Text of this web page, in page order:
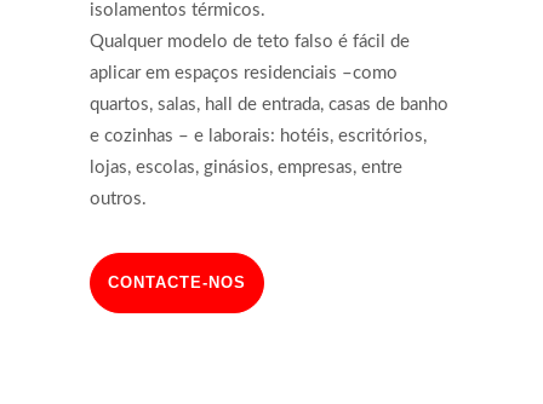
isolamentos térmicos.
Qualquer modelo de teto falso é fácil de
aplicar em espaços residenciais –como
quartos, salas, hall de entrada, casas de banho
e cozinhas – e laborais: hotéis, escritórios,
lojas, escolas, ginásios, empresas, entre
outros.
CONTACTE-NOS